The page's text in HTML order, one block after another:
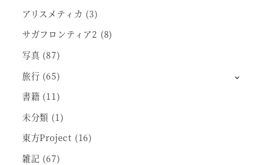
アリスメティカ (3)
サガフロンティア2 (8)
写真 (87)
旅行 (65)
書籍 (11)
未分類 (1)
東方Project (16)
雑記 (67)